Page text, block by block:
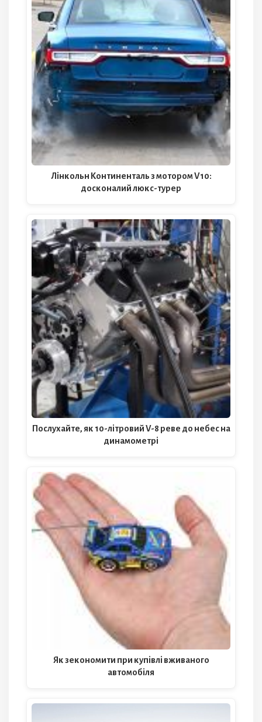
Лінкольн Континенталь з мотором V10:
досконалий люкс-турер
Послухайте, як 10-літровий V-8 реве до небес на
динамометрі
Як зекономити при купівлі вживаного
автомобіля